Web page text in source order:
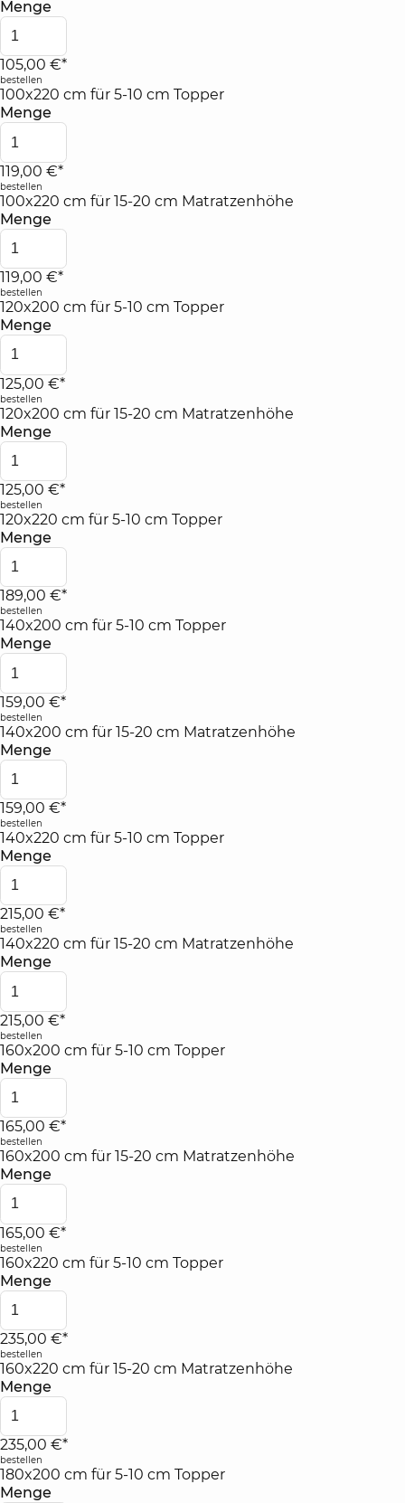
Menge
105,00 €*
bestellen
100x220 cm für 5-10 cm Topper
Menge
119,00 €*
bestellen
100x220 cm für 15-20 cm Matratzenhöhe
Menge
119,00 €*
bestellen
120x200 cm für 5-10 cm Topper
Menge
125,00 €*
bestellen
120x200 cm für 15-20 cm Matratzenhöhe
Menge
125,00 €*
bestellen
120x220 cm für 5-10 cm Topper
Menge
189,00 €*
bestellen
140x200 cm für 5-10 cm Topper
Menge
159,00 €*
bestellen
140x200 cm für 15-20 cm Matratzenhöhe
Menge
159,00 €*
bestellen
140x220 cm für 5-10 cm Topper
Menge
215,00 €*
bestellen
140x220 cm für 15-20 cm Matratzenhöhe
Menge
215,00 €*
bestellen
160x200 cm für 5-10 cm Topper
Menge
165,00 €*
bestellen
160x200 cm für 15-20 cm Matratzenhöhe
Menge
165,00 €*
bestellen
160x220 cm für 5-10 cm Topper
Menge
235,00 €*
bestellen
160x220 cm für 15-20 cm Matratzenhöhe
Menge
235,00 €*
bestellen
180x200 cm für 5-10 cm Topper
Menge